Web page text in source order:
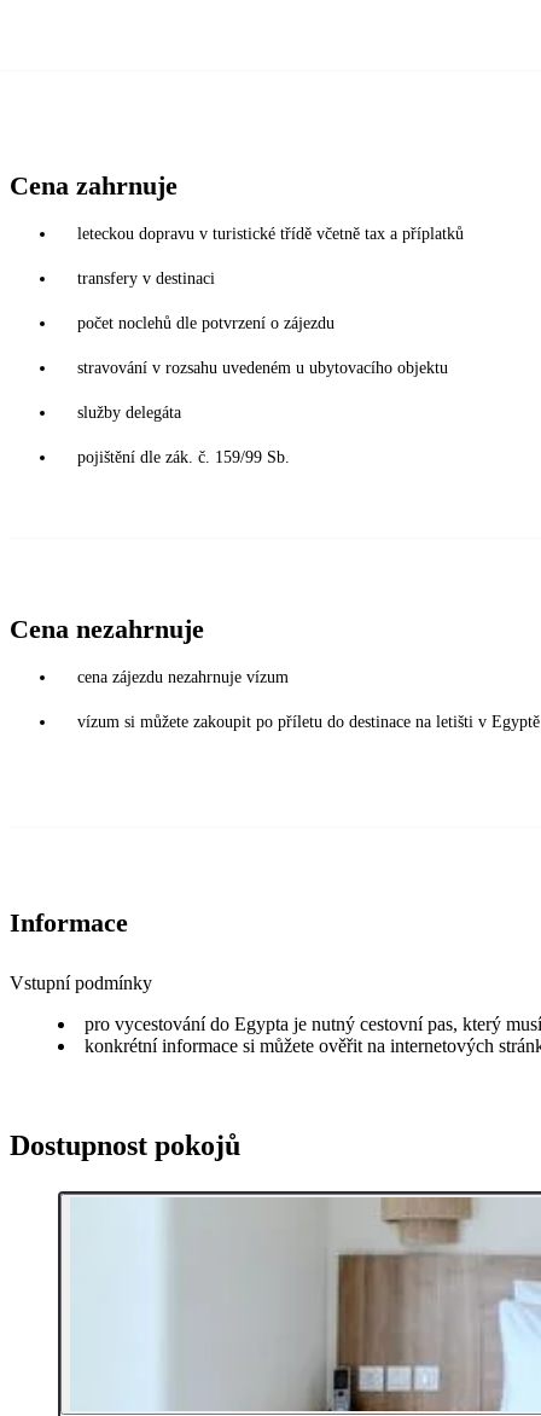
Cena zahrnuje
leteckou dopravu v turistické třídě včetně tax a příplatků
transfery v destinaci
počet noclehů dle potvrzení o zájezdu
stravování v rozsahu uvedeném u ubytovacího objektu
služby delegáta
pojištění dle zák. č. 159/99 Sb.
Cena nezahrnuje
cena zájezdu nezahrnuje vízum
vízum si můžete zakoupit po příletu do destinace na letišti v
Informace
Vstupní podmínky
pro vycestování do Egypta je nutný cestovní pas, který
konkrétní informace si můžete ověřit na internetových
Dostupnost pokojů